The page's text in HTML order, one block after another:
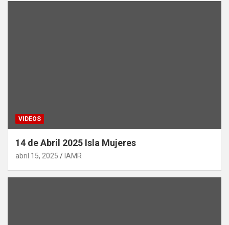
VIDEOS
14 de Abril 2025 Isla Mujeres
abril 15, 2025 IAMR